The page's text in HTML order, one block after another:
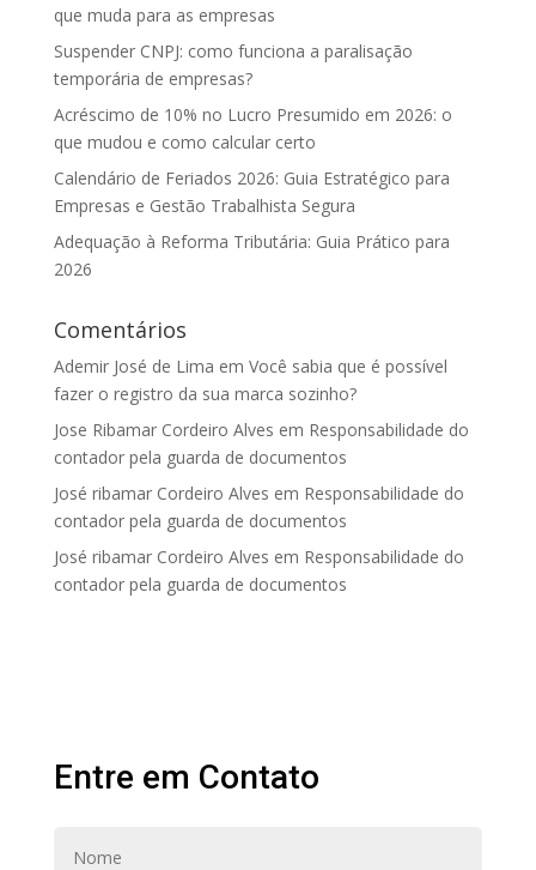
que muda para as empresas
Suspender CNPJ: como funciona a paralisação
temporária de empresas?
Acréscimo de 10% no Lucro Presumido em 2026: o
que mudou e como calcular certo
Calendário de Feriados 2026: Guia Estratégico para
Empresas e Gestão Trabalhista Segura
Adequação à Reforma Tributária: Guia Prático para
2026
Comentários
Ademir José de Lima em Você sabia que é possível
fazer o registro da sua marca sozinho?
Jose Ribamar Cordeiro Alves em Responsabilidade do
contador pela guarda de documentos
José ribamar Cordeiro Alves em Responsabilidade do
contador pela guarda de documentos
José ribamar Cordeiro Alves em Responsabilidade do
contador pela guarda de documentos
Entre em Contato